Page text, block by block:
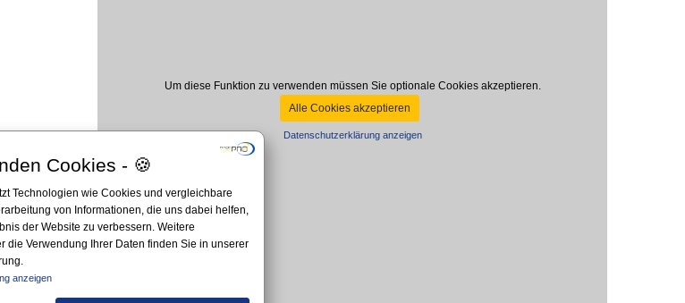
Cookies - 🍪
Technologien wie Cookies und vergleichbare
von Informationen, die uns dabei helfen,
der Website zu verbessern. Weitere
die Verwendung Ihrer Daten finden Sie in unserer
anzeigen
Um diese Funktion zu verwenden müssen Sie optionale Cookies akzeptieren.
Alle Cookies akzeptieren
Datenschutzerklärung anzeigen